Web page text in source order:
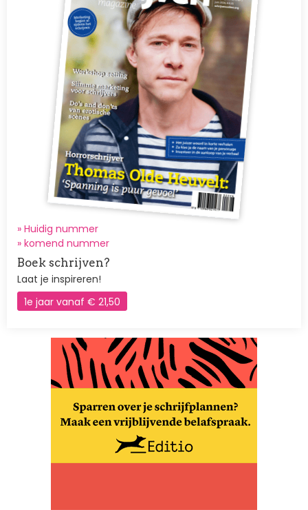
» Huidig nummer
» komend nummer
Boek schrijven?
Laat je inspireren!
1e jaar vanaf € 21,50